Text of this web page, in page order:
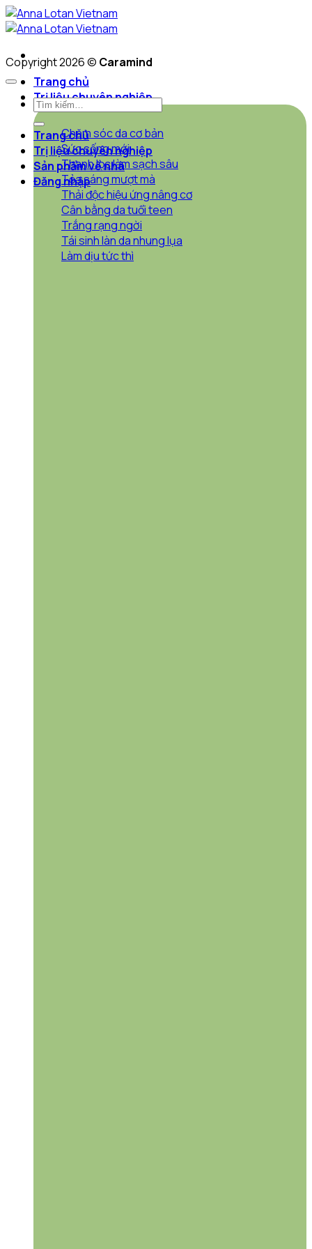
Bỏ
qua
dung
Trang chủ
Trị liệu chuyên nghiệp
Chăm sóc da cơ bản
Sức sống mới
Thanh lọc làm sạch sâu
Tỏa sáng mượt mà
Thải độc hiệu ứng nâng cơ
Cân bằng da tuổi teen
Trắng rạng ngời
Tái sinh làn da nhung lụa
Làm dịu tức thì
Copyright 2026 © Caramind
Tìm
kiếm:
Trang chủ
Trị liệu chuyên nghiệp
Sản phẩm về nhà
Đăng nhập